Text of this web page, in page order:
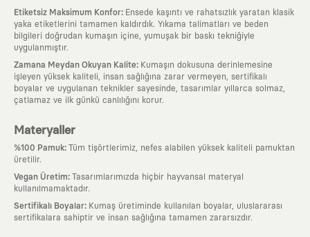
Etiketsiz Maksimum Konfor: Ensede kaşıntı ve rahatsızlık yaratan klasik
yaka etiketlerini tamamen kaldırdık. Yıkama talimatları ve beden
bilgileri doğrudan kumaşın içine, yumuşak bir baskı tekniğiyle
uygulanmıştır.
Zamana Meydan Okuyan Kalite: Kumaşın dokusuna derinlemesine
işleyen yüksek kaliteli, insan sağlığına zarar vermeyen, sertifikalı
boyalar ve uygulanan teknikler sayesinde, tasarımlar yıllarca solmaz,
çatlamaz ve ilk günkü canlılığını korur.
Materyaller
%100 Pamuk: Tüm tişörtlerimiz, nefes alabilen yüksek kaliteli pamuktan
üretilir.
Vegan Üretim: Tasarımlarımızda hiçbir hayvansal materyal
kullanılmamaktadır.
Sertifikalı Boyalar: Kumaş üretiminde kullanılan boyalar, uluslararası
sertifikalara sahiptir ve insan sağlığına tamamen zararsızdır.